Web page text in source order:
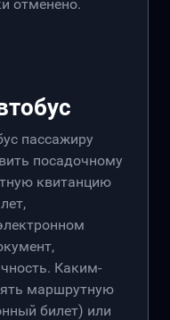
отменено.
пассажиру
посадочному
квитанцию
Каким-
маршрутную
билет) или